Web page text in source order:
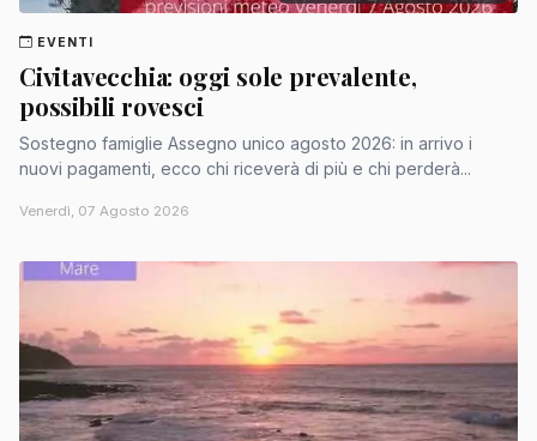
EVENTI
Civitavecchia: oggi sole prevalente,
possibili rovesci
Sostegno famiglie Assegno unico agosto 2026: in arrivo i
nuovi pagamenti, ecco chi riceverà di più e chi perderà...
Venerdì, 07 Agosto 2026